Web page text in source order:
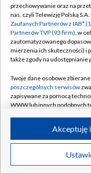
Abonament TVP
Emisja w TVP
Centrum informacji
Naziemna Telewizja
Rada Programowa
System NOS
Informacje o nadawcy
Program dla prasy
Ogłoszenie
©2026
przechowywanie oraz na
nas, czyli Telewizję Polską
Zaufanych Partnerów z IAB*
Partnerów TVP (93 firm), w
zautomatyzowanego
mierzenia ich skuteczności) i
także zgody na udostępnianie
Twoje dane osobowe
poszczególnych serwisów
zapisywane za pomocą
WWW lub innych podobnych
ruchu w Internecie.
Twoje dane osobowe
poszczególnych serwisówna
Akceptuję